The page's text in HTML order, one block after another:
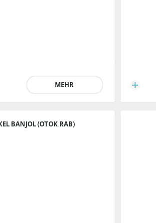
MEHR
BANJOL (OTOK RAB)